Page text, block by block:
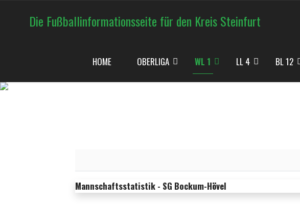
Die Fußballinformationsseite für den Kreis Steinfurt
HOME OBERLIGA WL 1 LL 4 BL 12
Mannschaftsstatistik - SG Bockum-Hövel